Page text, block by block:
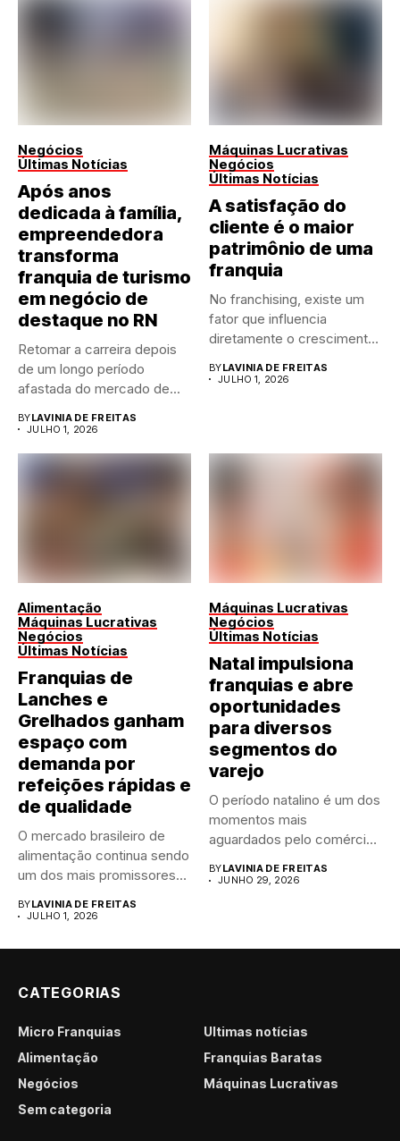
Negócios
Últimas Notícias
Após anos
dedicada à família,
empreendedora
transforma
franquia de turismo
em negócio de
destaque no RN
Retomar a carreira depois
de um longo período
afastada do mercado de...
BYLAVINIA DE FREITAS
JULHO 1, 2026
Máquinas Lucrativas
Negócios
Últimas Notícias
A satisfação do
cliente é o maior
patrimônio de uma
franquia
No franchising, existe um
fator que influencia
diretamente o crescimento
BYLAVINIA DE FREITAS
JULHO 1, 2026
Alimentação
Máquinas Lucrativas
Negócios
Últimas Notícias
Franquias de
Lanches e
Grelhados ganham
espaço com
demanda por
refeições rápidas e
de qualidade
O mercado brasileiro de
alimentação continua sendo
um dos mais promissores
BYLAVINIA DE FREITAS
JULHO 1, 2026
Máquinas Lucrativas
Negócios
Últimas Notícias
Natal impulsiona
franquias e abre
oportunidades
para diversos
segmentos do
varejo
O período natalino é um dos
momentos mais
aguardados pelo comércio
BYLAVINIA DE FREITAS
JUNHO 29, 2026
CATEGORIAS
Micro Franquias
Últimas notícias
Alimentação
Franquias Baratas
Negócios
Máquinas Lucrativas
Sem categoria